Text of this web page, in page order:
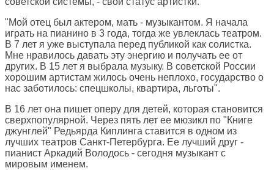
"Мой отец был актером, мать - музыкантом. Я начала
играть на пианино в 3 года, тогда же увлеклась театром.
В 7 лет я уже выступала перед публикой как солистка.
Мне нравилось давать эту энергию и получать ее от
других. В 15 лет я выбрала музыку. В советской России
хорошим артистам жилось очень неплохо, государство о
нас заботилось: спецшколы, квартира, льготы".
В 16 лет она пишет оперу для детей, которая становится
сверхпопулярной. Через пять лет ее мюзикл по "Книге
джунглей" Редьярда Киплинга ставится в одном из
лучших театров Санкт-Петербурга. Ее лучший друг -
пианист Аркадий Володось - сегодня музыкант с
мировым именем.